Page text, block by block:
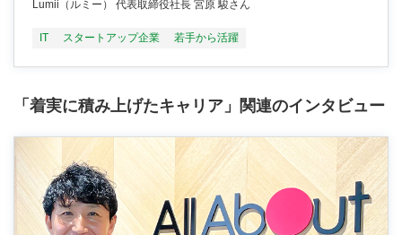
Lumii（ルミー） 代表取締役社長 宮原 駿さん
IT スタートアップ企業 若手から活躍
「着実に積み上げたキャリア」関連のインタビュー